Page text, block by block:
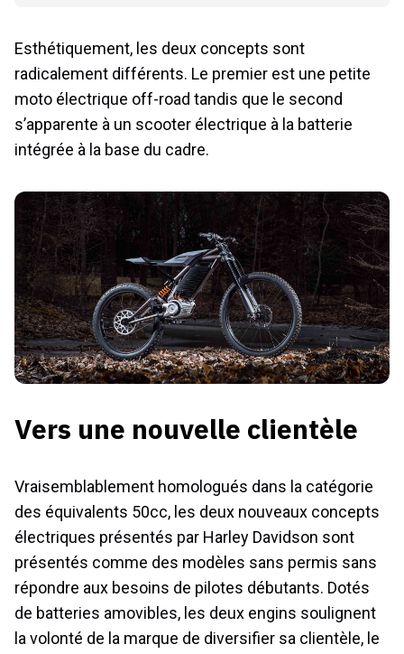
Esthétiquement, les deux concepts sont
radicalement différents. Le premier est une petite
moto électrique off-road tandis que le second
s’apparente à un scooter électrique à la batterie
intégrée à la base du cadre.
Vers une nouvelle clientèle
Vraisemblablement homologués dans la catégorie
des équivalents 50cc, les deux nouveaux concepts
électriques présentés par Harley Davidson sont
présentés comme des modèles sans permis sans
répondre aux besoins de pilotes débutants. Dotés
de batteries amovibles, les deux engins soulignent
la volonté de la marque de diversifier sa clientèle, le